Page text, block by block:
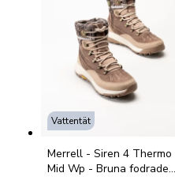
Vattentät
Merrell - Siren 4 Thermo
Mid Wp - Bruna fodrade